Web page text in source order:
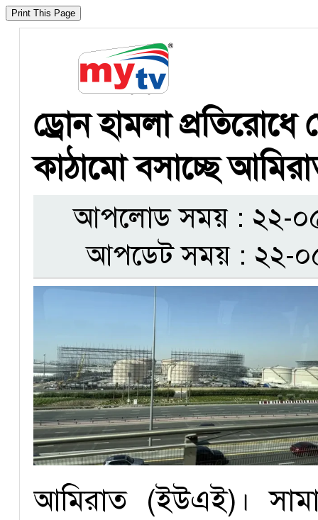
ড্রোন হামলা
কাঠামো বসাচ্ছে
আপলোড সময় : ২২-
আপডেট সময় : ২২-
আমিরাত (ইউএই)।